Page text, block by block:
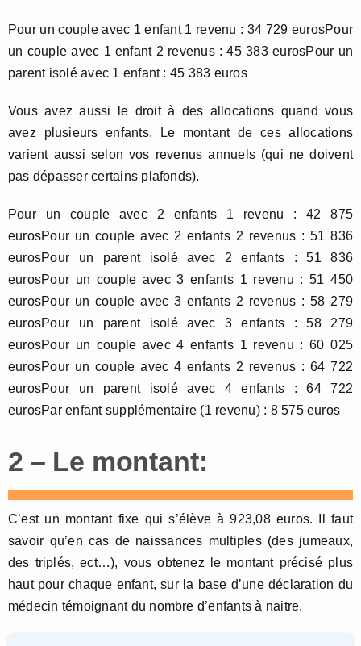
Pour un couple avec 1 enfant 1 revenu : 34 729 eurosPour
un couple avec 1 enfant 2 revenus : 45 383 eurosPour un
parent isolé avec 1 enfant : 45 383 euros
Vous avez aussi le droit à des allocations quand vous
avez plusieurs enfants. Le montant de ces allocations
varient aussi selon vos revenus annuels (qui ne doivent
pas dépasser certains plafonds).
Pour un couple avec 2 enfants 1 revenu : 42 875
eurosPour un couple avec 2 enfants 2 revenus : 51 836
eurosPour un parent isolé avec 2 enfants : 51 836
eurosPour un couple avec 3 enfants 1 revenu : 51 450
eurosPour un couple avec 3 enfants 2 revenus : 58 279
eurosPour un parent isolé avec 3 enfants : 58 279
eurosPour un couple avec 4 enfants 1 revenu : 60 025
eurosPour un couple avec 4 enfants 2 revenus : 64 722
eurosPour un parent isolé avec 4 enfants : 64 722
eurosPar enfant supplémentaire (1 revenu) : 8 575 euros
2 – Le montant:
C’est un montant fixe qui s’élève à 923,08 euros. Il faut
savoir qu’en cas de naissances multiples (des jumeaux,
des triplés, ect…), vous obtenez le montant précisé plus
haut pour chaque enfant, sur la base d’une déclaration du
médecin témoignant du nombre d’enfants à naitre.